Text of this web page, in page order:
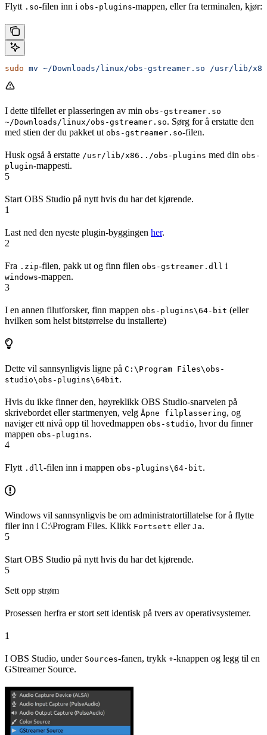
Flytt .so-filen inn i obs-plugins-mappen, eller fra terminalen, kjør:
sudo mv ~/Downloads/linux/obs-gstreamer.so /usr/lib/
I dette tilfellet er plasseringen av min obs-gstreamer.so
~/Downloads/linux/obs-gstreamer.so. Sørg for å erstatte den
med stien der du pakket ut obs-gstreamer.so-filen.
Husk også å erstatte /usr/lib/x86../obs-plugins med din obs-
plugin-mappesti.
5
Start OBS Studio på nytt hvis du har det kjørende.
1
Last ned den nyeste plugin-byggingen her.
2
Fra .zip-filen, pakk ut og finn filen obs-gstreamer.dll i
windows-mappen.
3
I en annen filutforsker, finn mappen obs-plugins\64-bit (eller
hvilken som helst bitstørrelse du installerte)
Dette vil sannsynligvis ligne på C:\Program Files\obs-
studio\obs-plugins\64bit.
Hvis du ikke finner den, høyreklikk OBS Studio-snarveien på
skrivebordet eller startmenyen, velg Åpne filplassering, og
naviger ett nivå opp til hovedmappen obs-studio, hvor du finner
mappen obs-plugins.
4
Flytt .dll -filen inn i mappen obs-plugins\64-bit.
Windows vil sannsynligvis be om administratortillatelse for å flytte
filer inn i C:\Program Files. Klikk Fortsett eller Ja.
5
Start OBS Studio på nytt hvis du har det kjørende.
5
Sett opp strøm
Prosessen herfra er stort sett identisk på tvers av operativsystemer.
1
I OBS Studio, under Sources-fanen, trykk +-knappen og legg til en
GStreamer Source.